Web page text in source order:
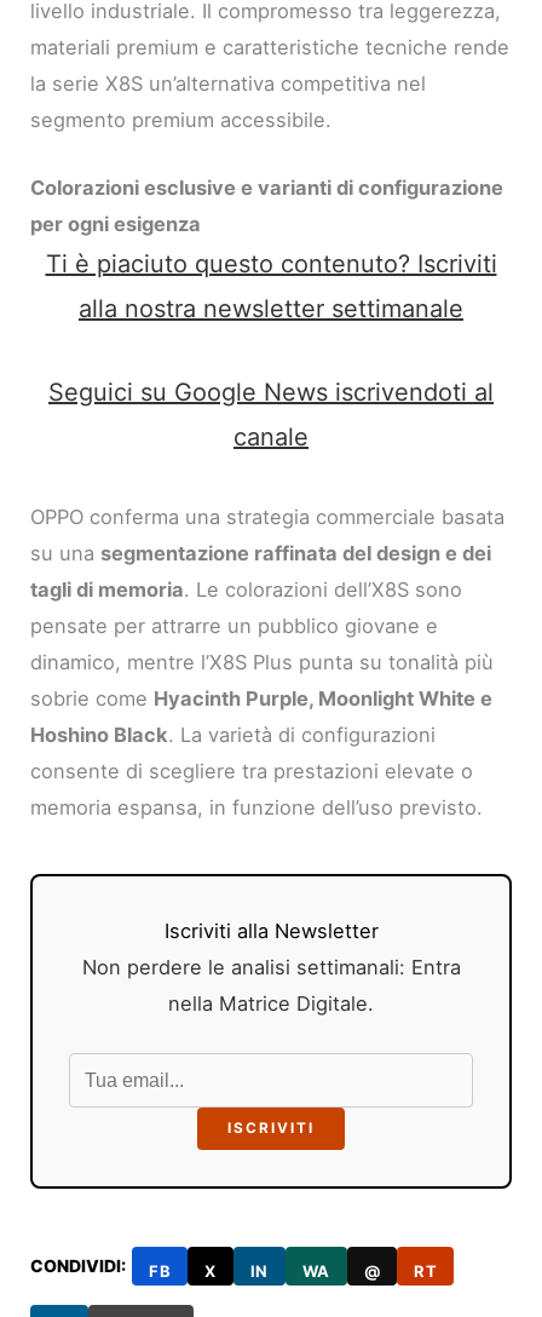
livello industriale. Il compromesso tra leggerezza,
materiali premium e caratteristiche tecniche rende
la serie X8S un’alternativa competitiva nel
segmento premium accessibile.
Colorazioni esclusive e varianti di configurazione
per ogni esigenza
Ti è piaciuto questo contenuto? Iscriviti
alla nostra newsletter settimanale
Seguici su Google News iscrivendoti al
canale
OPPO conferma una strategia commerciale basata
su una segmentazione raffinata del design e dei
tagli di memoria. Le colorazioni dell’X8S sono
pensate per attrarre un pubblico giovane e
dinamico, mentre l’X8S Plus punta su tonalità più
sobrie come Hyacinth Purple, Moonlight White e
Hoshino Black. La varietà di configurazioni
consente di scegliere tra prestazioni elevate o
memoria espansa, in funzione dell’uso previsto.
Iscriviti alla Newsletter
Non perdere le analisi settimanali: Entra
nella Matrice Digitale.
ISCRIVITI
CONDIVIDI: FB X IN WA @ RT